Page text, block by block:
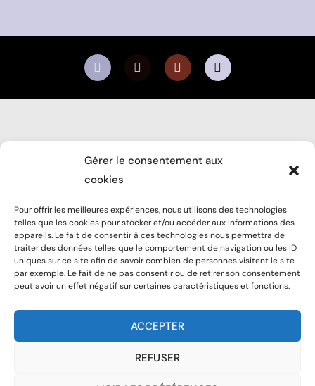
Gérer le consentement aux
cookies
Pour offrir les meilleures expériences, nous utilisons des technologies
telles que les cookies pour stocker et/ou accéder aux informations des
appareils. Le fait de consentir à ces technologies nous permettra de
traiter des données telles que le comportement de navigation ou les ID
uniques sur ce site afin de savoir combien de personnes visitent le site
par exemple. Le fait de ne pas consentir ou de retirer son consentement
peut avoir un effet négatif sur certaines caractéristiques et fonctions.
ACCEPTER
REFUSER
07 67 97 96 01 (ACCUEIL)
07 69 21 15 49 (ÉQUIPE ÉDUCATIVE)
CENTRE BERNANOS
30 RUE DU MARÉCHAL JUIN
ILLUSTRATIONS RÉALISÉES PARAMANDINE PIU
WEBDESIGN PARCAMILLE OBRECHT